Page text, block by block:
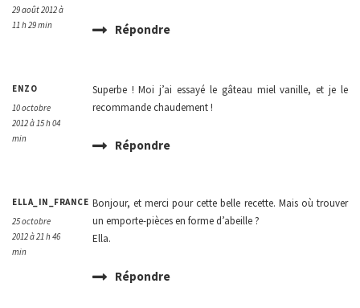
29 août 2012 à
11 h 29 min
Répondre
ENZO
10 octobre
2012 à 15 h 04
min
Superbe ! Moi j’ai essayé le gâteau miel vanille, et je le
recommande chaudement !
Répondre
ELLA_IN_FRANCE
25 octobre
2012 à 21 h 46
min
Bonjour, et merci pour cette belle recette. Mais où trouver
un emporte-pièces en forme d’abeille ?
Ella.
Répondre